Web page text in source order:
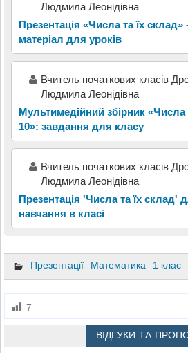
Людмила Леонідівна
Презентація «Числа та їх склад»
матеріал для уроків
Вчитель початкових класів
Людмила Леонідівна
Мультимедійний збірник «Числа
10»: завдання для класу
Вчитель початкових класів
Людмила Леонідівна
Презентація 'Числа та їх склад'
навчання в класі
Презентації Математика 1 клас
7
ВІДГУКИ ТА